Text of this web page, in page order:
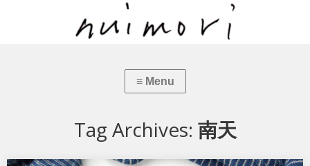
Tag Archives: 南天